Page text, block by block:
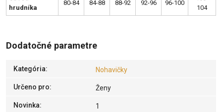
hrudníka
80-84 84-88 88-92 92-96 96-100
104
Dodatočné parametre
Kategória: Nohavičky
Určeno pro: Ženy
Novinka: 1